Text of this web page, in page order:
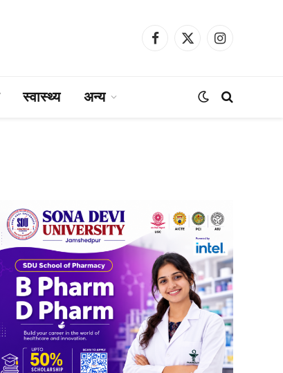
Facebook
X
Instagram
स्वास्थ्य अन्य